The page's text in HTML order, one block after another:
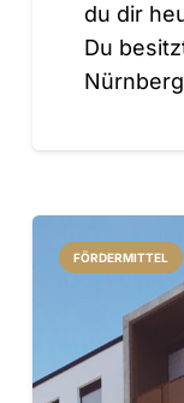
du dir
Du
FÖRDERMITTEL